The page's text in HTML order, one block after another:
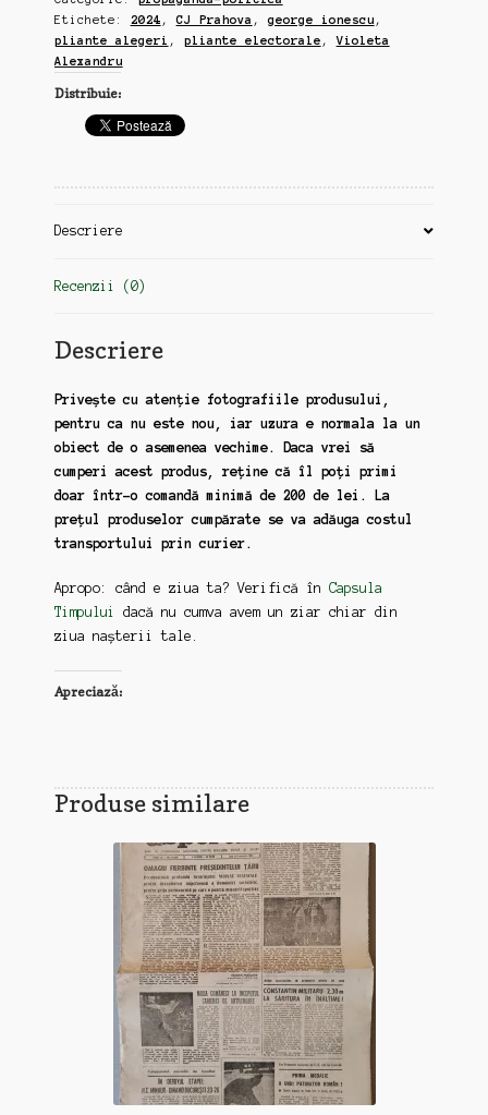
Alexandru,
2
pliante
alegeri
(zz151)
Etichete: 2024 ,CJ Prahova ,george ionescu ,
pliante alegeri , pliante electorale ,Violeta
Alexandru
Distribuie:
Descriere
Recenzii (0)
Descriere
Privește cu atenție fotografiile produsului,
pentru ca nu este nou, iar uzura e normala la un
obiect de o asemenea vechime. Daca vrei să
cumperi acest produs, reține că îl poți primi
doar într-o comandă minimă de 200 de lei. La
prețul produselor cumpărate se va adăuga costul
transportului prin curier.
Apropo: când e ziua ta? Verifică în Capsula
Timpului
dacă nu cumva avem un ziar chiar din
ziua nașterii tale.
Apreciază:
Produse similare